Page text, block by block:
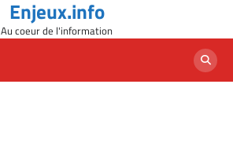
Enjeux.info
Au coeur de l'information